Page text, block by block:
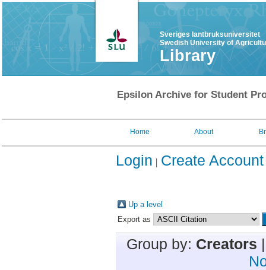
Sveriges lantbruksuniversitet
Swedish University of
Library
Epsilon Archive for Student
Home About
Login Create Account
Up a level
Export as
Group by: Creators